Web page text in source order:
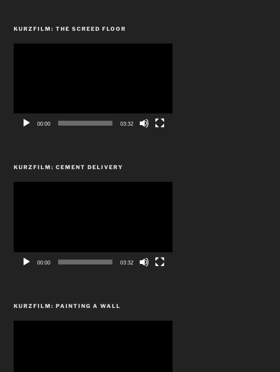
KURZFILM: THE SCREED FLOOR
00:00 03:32
KURZFILM: CEMENT DELIVERY
00:00 03:32
KURZFILM: PAINTING A WALL